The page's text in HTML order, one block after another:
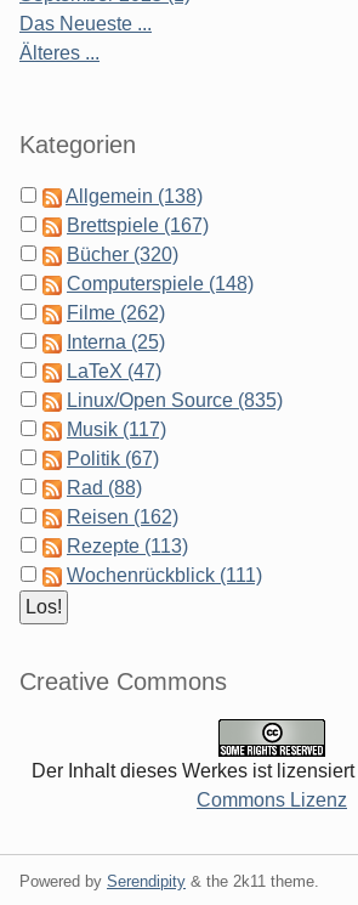
Das Neueste ...
Älteres ...
Kategorien
Allgemein (138)
Brettspiele (167)
Bücher (320)
Computerspiele (148)
Filme (262)
Interna (25)
LaTeX (47)
Linux/Open Source (835)
Musik (117)
Politik (67)
Rad (88)
Reisen (162)
Rezepte (113)
Wochenrückblick (111)
Creative Commons
Der Inhalt dieses Werkes ist
Commons Lizenz
Powered by Serendipity & the 2k11 theme.